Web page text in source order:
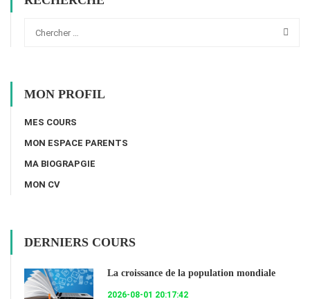
MON PROFIL
MES COURS
MON ESPACE PARENTS
MA BIOGRAPGIE
MON CV
DERNIERS COURS
La croissance de la population mondiale
2026-08-01 20:17:42